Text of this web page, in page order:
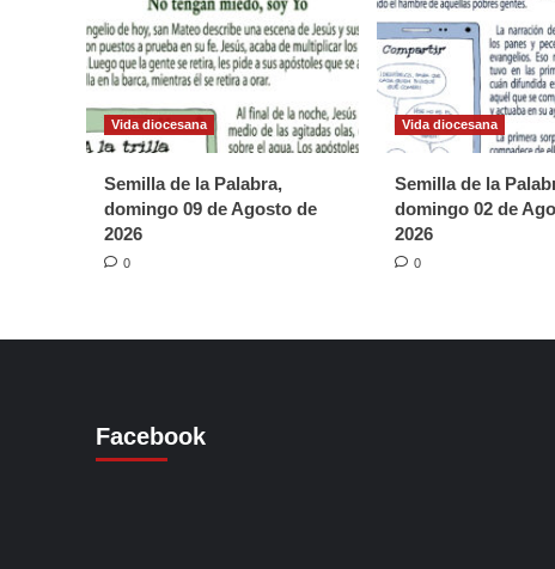
Vida diocesana
Semilla de la Palabra,
domingo 09 de Agosto de
2026
0
Vida diocesana
Semilla de la
domingo 02 de
2026
0
Facebook